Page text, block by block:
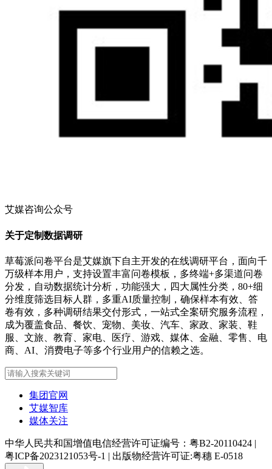
艾媒咨询公众号
关于定制数据调研
草莓派问卷平台是艾媒旗下自主开发的在线调研平台，面向千
万级样本用户，支持设置丰富问卷模板，多终端+多渠道问卷
分发，自动数据统计分析，功能强大，四大属性分类，80+细
分维度筛选目标人群，多重AI质量控制，确保样本有效、答
卷有效，多种调研结果交付形式，一站式全案研究服务流程，
成为覆盖食品、餐饮、宠物、美妆、汽车、家政、家装、鞋
服、文旅、教育、家电、医疗、游戏、媒体、金融、零售、电
商、AI、消费电子等多个行业用户的信赖之选。
集团官网
艾媒智库
媒体关注
中华人民共和国增值电信经营许可证编号：粤B2-20110424 |
粤ICP备2023121053号-1 | 出版物经营许可证:粤穗 E-0518